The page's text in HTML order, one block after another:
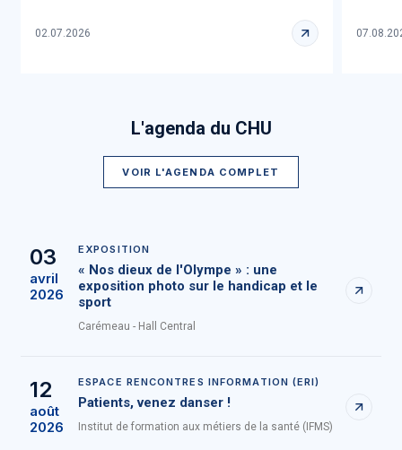
02.07.2026
L'agenda du CHU
VOIR L'AGENDA COMPLET
03
avril
2026
EXPOSITION
« Nos dieux de l'Olympe » : une
exposition photo sur le handicap et le
sport
Carémeau - Hall Central
12
août
2026
ESPACE RENCONTRES INFORMATION (ERI)
Patients, venez danser !
Institut de formation aux métiers de la santé (IFMS)